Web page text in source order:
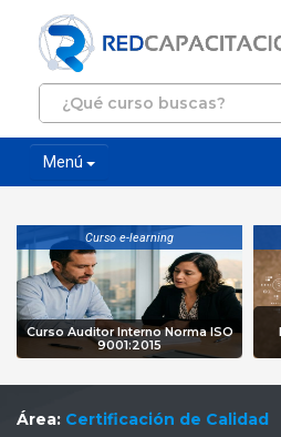
Menú
Curso e-learning
Curso Auditor Interno Norma ISO
9001:2015
Área: Certificación de Calidad